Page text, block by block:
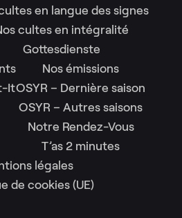
en langue des signes
cultes en intégralité
Gottesdienste
It
Nos émissions
OSYR – Dernière saison
OSYR – Autres saisons
Notre Rendez-Vous
T’as 2 minutes
légales
de cookies (UE)